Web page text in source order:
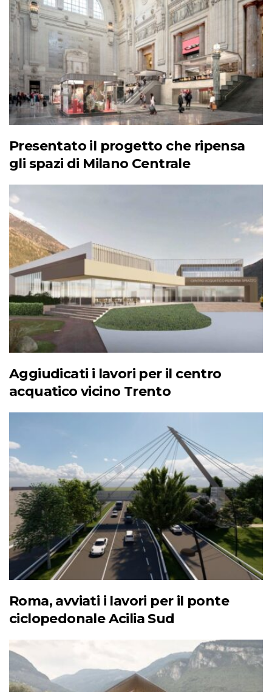
Presentato il progetto che ripensa
gli spazi di Milano Centrale
Aggiudicati i lavori per il centro
acquatico vicino Trento
Roma, avviati i lavori per il ponte
ciclopedonale Acilia Sud